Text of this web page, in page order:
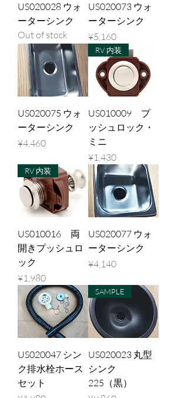
US020028 ウォ
ーターシンク
Out of stock
US020073 ウォ
ーターシンク
Price
¥5,160
US020075 ウォ
ーターシンク
Price
¥4,460
RV 内装
US010009 プ
ッシュロック・
ミニ
Price
¥1,430
RV 内装
US010016 両
開きプッシュロ
ック
Price
¥1,980
US020077 ウォ
ーターシンク
Price
¥4,140
US020047 シン
ク排水栓ホース
セット
SAMPLE
US020023 丸型
シンク
225（黒）